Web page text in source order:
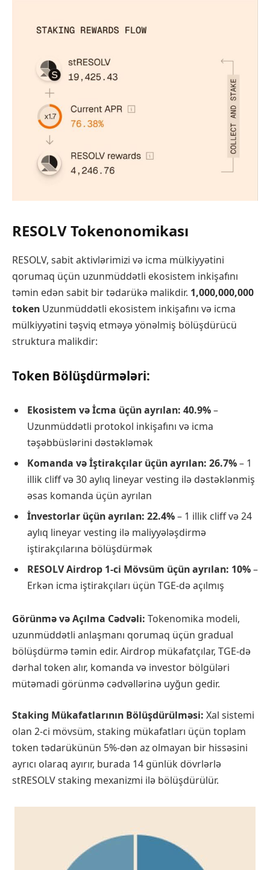
RESOLV Tokenonomikası
RESOLV, sabit aktivlərimizi və icma mülkiyyətini
qorumaq üçün uzunmüddətli ekosistem inkişafını
təmin edən sabit bir tədarükə malikdir. 1,000,000,000
token Uzunmüddətli ekosistem inkişafını və icma
mülkiyyətini təşviq etməyə yönəlmiş bölüşdürücü
struktura malikdir:
Token Bölüşdürmələri:
Ekosistem və İcma üçün ayrılan: 40.9%–
Uzunmüddətli protokol inkişafını və icma
təşəbbüslərini dəstəkləmək
Komanda və İştirakçılar üçün ayrılan: 26.7%– 1
illik cliff və 30 aylıq lineyar vesting ilə dəstəklənmiş
əsas komanda üçün ayrılan
İnvestorlar üçün ayrılan: 22.4%– 1 illik cliff və 24
aylıq lineyar vesting ilə maliyyələşdirmə
iştirakçılarına bölüşdürmək
RESOLV Airdrop 1-ci Mövsüm üçün ayrılan: 10%–
Erkən icma iştirakçıları üçün TGE-də açılmış
Görünmə və Açılma Cədvəli: Tokenomika modeli,
uzunmüddətli anlaşmanı qorumaq üçün gradual
bölüşdürmə təmin edir. Airdrop mükafatçılar, TGE-də
dərhal token alır, komanda və investor bölgüləri
mütəmadi görünmə cədvəllərinə uyğun gedir.
Staking Mükafatlarının Bölüşdürülməsi: Xal sistemi
olan 2-ci mövsüm, staking mükafatları üçün toplam
token tədarükünün 5%-dən az olmayan bir hissəsini
ayrıcı olaraq ayırır, burada 14 günlük dövrlərlə
stRESOLV staking mexanizmi ilə bölüşdürülür.